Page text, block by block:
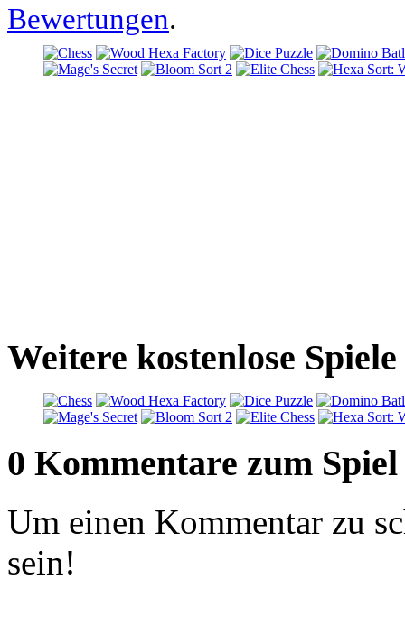
Bewertungen.
Weitere kostenlose
0 Kommentare zum Spiel
Um einen Kommentar zu
sein!